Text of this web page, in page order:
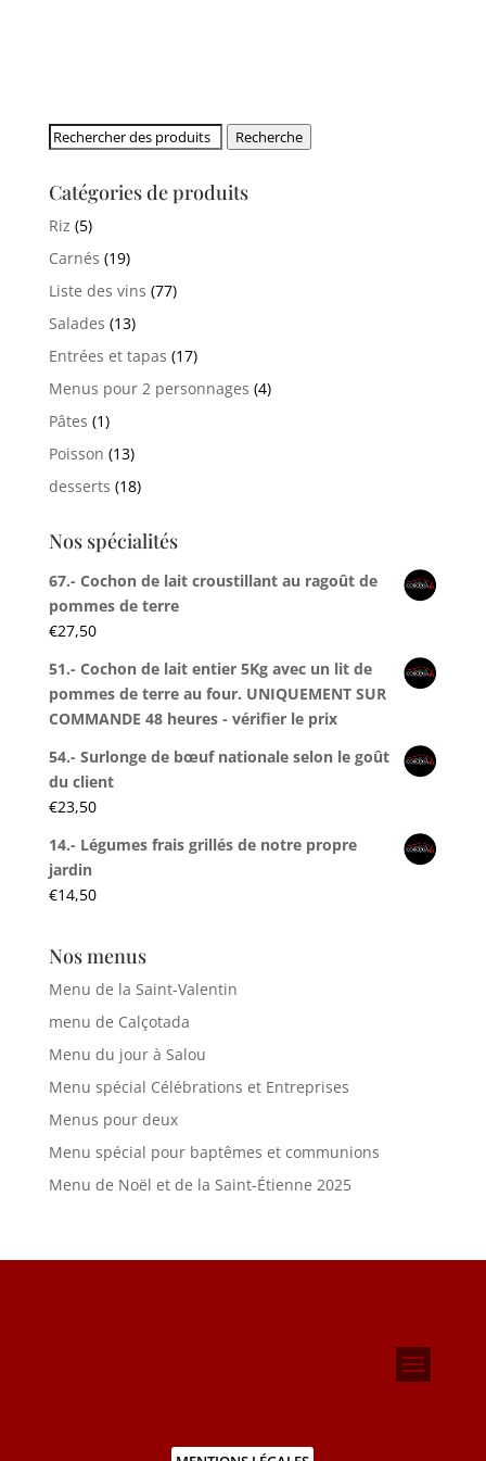
Rechercher: Recherche
Catégories de produits
Riz (5)
Carnés (19)
Liste des vins (77)
Salades (13)
Entrées et tapas (17)
Menus pour 2 personnages (4)
Pâtes (1)
Poisson (13)
desserts (18)
Nos spécialités
67.- Cochon de lait croustillant au ragoût de
pommes de terre
€27,50
51.- Cochon de lait entier 5Kg avec un lit de
pommes de terre au four. UNIQUEMENT SUR
COMMANDE 48 heures - vérifier le prix
54.- Surlonge de bœuf nationale selon le goût
du client
€23,50
14.- Légumes frais grillés de notre propre
jardin
€14,50
Nos menus
Menu de la Saint-Valentin
menu de Calçotada
Menu du jour à Salou
Menu spécial Célébrations et Entreprises
Menus pour deux
Menu spécial pour baptêmes et communions
Menu de Noël et de la Saint-Étienne 2025